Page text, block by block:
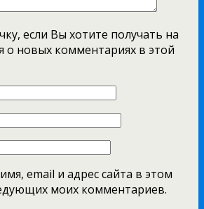
если Вы хотите получать на
о новых комментариях в этой
email и адрес сайта в этом
моих комментариев.